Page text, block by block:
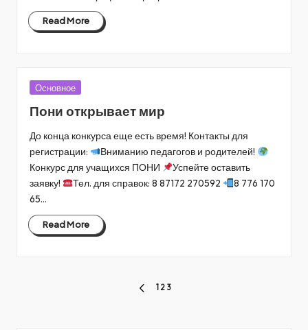
Read More
Posted
Основное
Пони открывает мир
До конца конкурса еще есть время! Контакты для
регистрации:
Вниманию педагогов и родителей!
Конкурс для учащихся ПОНИ
Успейте оставить
заявку!
Тел. для справок: 8 87172 270592
8 776 170
65…
Read More
PREVIOUS
1 2 3